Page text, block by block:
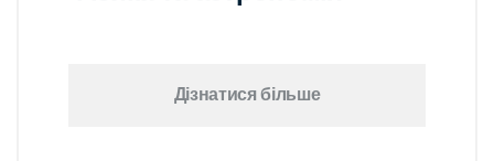
Дізнатися більше